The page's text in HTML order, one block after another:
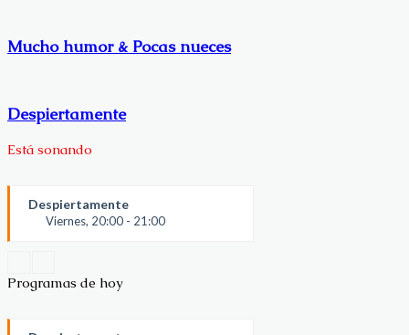
Mucho humor & Pocas nueces
Despiertamente
Está sonando
Despiertamente
Viernes, 20:00 - 21:00
Programas de hoy